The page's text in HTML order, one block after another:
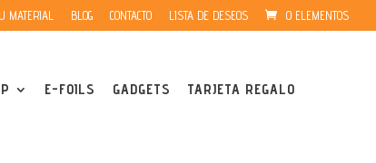
MATERIAL BLOG CONTACTO LISTA DE DESEOS 0 ELEMENTOS
E-FOILS GADGETS TARJETA REGALO